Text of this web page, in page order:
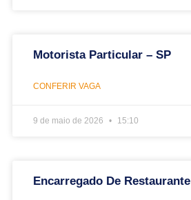
Motorista Particular – SP
CONFERIR VAGA
9 de maio de 2026 15:10
Encarregado De Restaurante